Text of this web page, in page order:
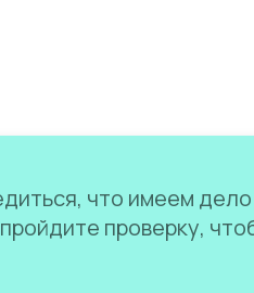
что имеем
проверку,